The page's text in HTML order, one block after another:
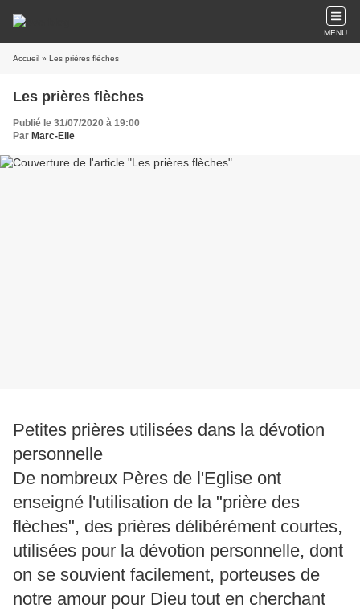
MENU
Accueil » Les prières flèches
Les prières flèches
Publié le 31/07/2020 à 19:00
Par Marc-Elie
Petites prières utilisées dans la dévotion
personnelle
De nombreux Pères de l'Eglise ont
enseigné l'utilisation de la "prière des
flèches", des prières délibérément courtes,
utilisées pour la dévotion personnelle, dont
on se souvient facilement, porteuses de
notre amour pour Dieu tout en cherchant